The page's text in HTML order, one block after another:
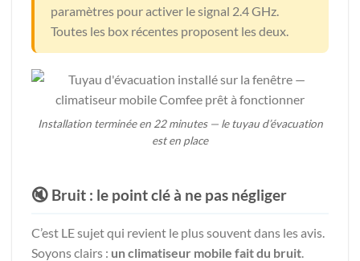
paramètres pour activer le signal 2.4 GHz.
Toutes les box récentes proposent les deux.
Installation terminée en 22 minutes — le tuyau d’évacuation
est en place
🔇 Bruit : le point clé à ne pas négliger
C’est LE sujet qui revient le plus souvent dans les avis.
Soyons clairs : un climatiseur mobile fait du bruit